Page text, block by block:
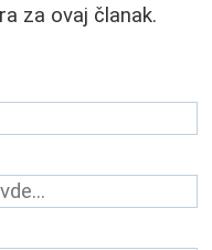
za ovaj članak.